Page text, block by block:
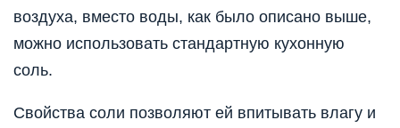
воздуха, вместо воды, как было описано выше,
можно использовать стандартную кухонную
соль.
Свойства соли позволяют ей впитывать влагу и